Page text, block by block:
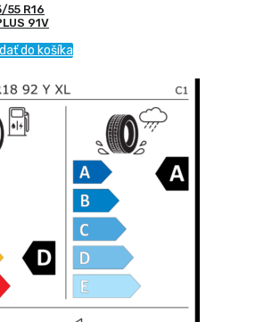
55 R16
91V
do košíka